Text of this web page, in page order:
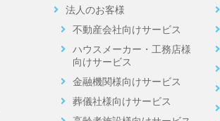
Ｉ様
の相続｜遺言書がないとどうなる？
行口座の相続手続｜必要書類と進め方を
法人のお客様
不動産会社向けサービス
ハウスメーカー・工務店様
向けサービス
金融機関様向けサービス
葬儀社様向けサービス